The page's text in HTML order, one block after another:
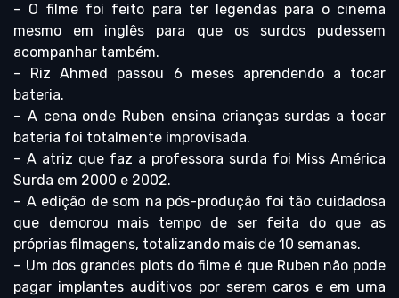
– O filme foi feito para ter legendas para o cinema
mesmo em inglês para que os surdos pudessem
acompanhar também.
– Riz Ahmed passou 6 meses aprendendo a tocar
bateria.
– A cena onde Ruben ensina crianças surdas a tocar
bateria foi totalmente improvisada.
– A atriz que faz a professora surda foi Miss América
Surda em 2000 e 2002.
– A edição de som na pós-produção foi tão cuidadosa
que demorou mais tempo de ser feita do que as
próprias filmagens, totalizando mais de 10 semanas.
– Um dos grandes plots do filme é que Ruben não pode
pagar implantes auditivos por serem caros e em uma